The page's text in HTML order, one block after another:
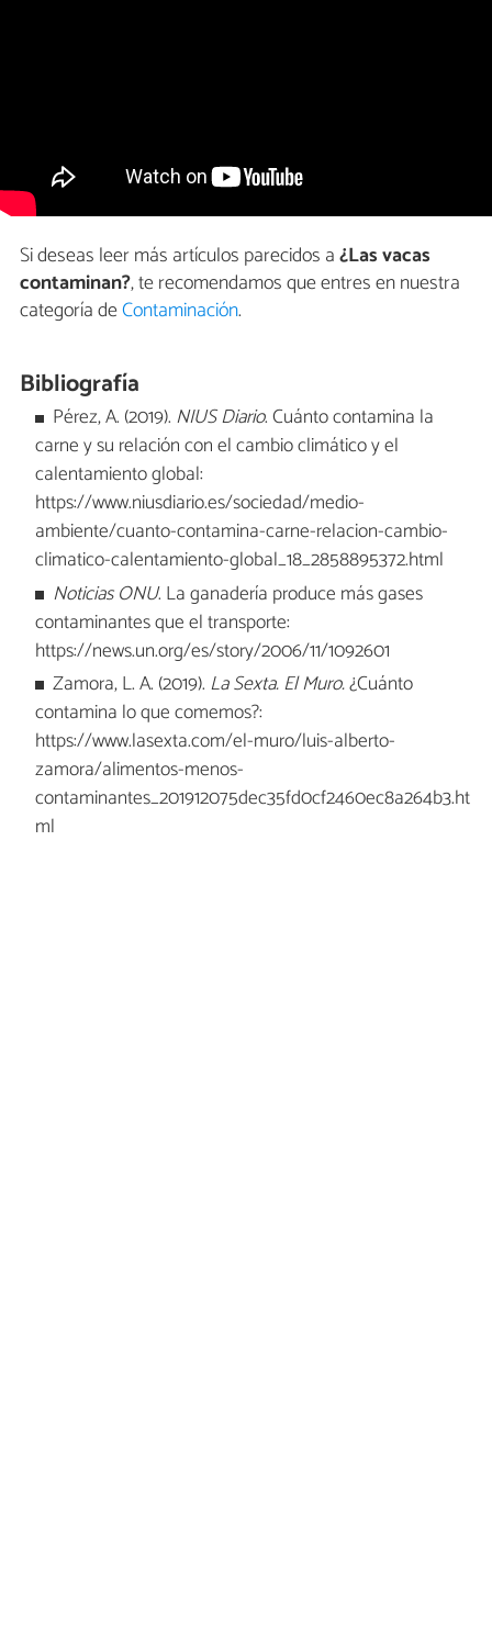
Si deseas leer más artículos parecidos a¿Las vacas
contaminan?, te recomendamos que entres en nuestra
categoría deContaminación.
Bibliografía
Pérez, A. (2019). NIUS Diario. Cuánto contamina la
carne y su relación con el cambio climático y el
calentamiento global:
https://www.niusdiario.es/sociedad/medio-
ambiente/cuanto-contamina-carne-relacion-cambio-
climatico-calentamiento-global_18_2858895372.html
Noticias ONU. La ganadería produce más gases
contaminantes que el transporte:
https://news.un.org/es/story/2006/11/1092601
Zamora, L. A. (2019). La Sexta. El Muro.¿Cuánto
contamina lo que comemos?:
https://www.lasexta.com/el-muro/luis-alberto-
zamora/alimentos-menos-
contaminantes_201912075dec35fd0cf2460ec8a264b3.ht
ml